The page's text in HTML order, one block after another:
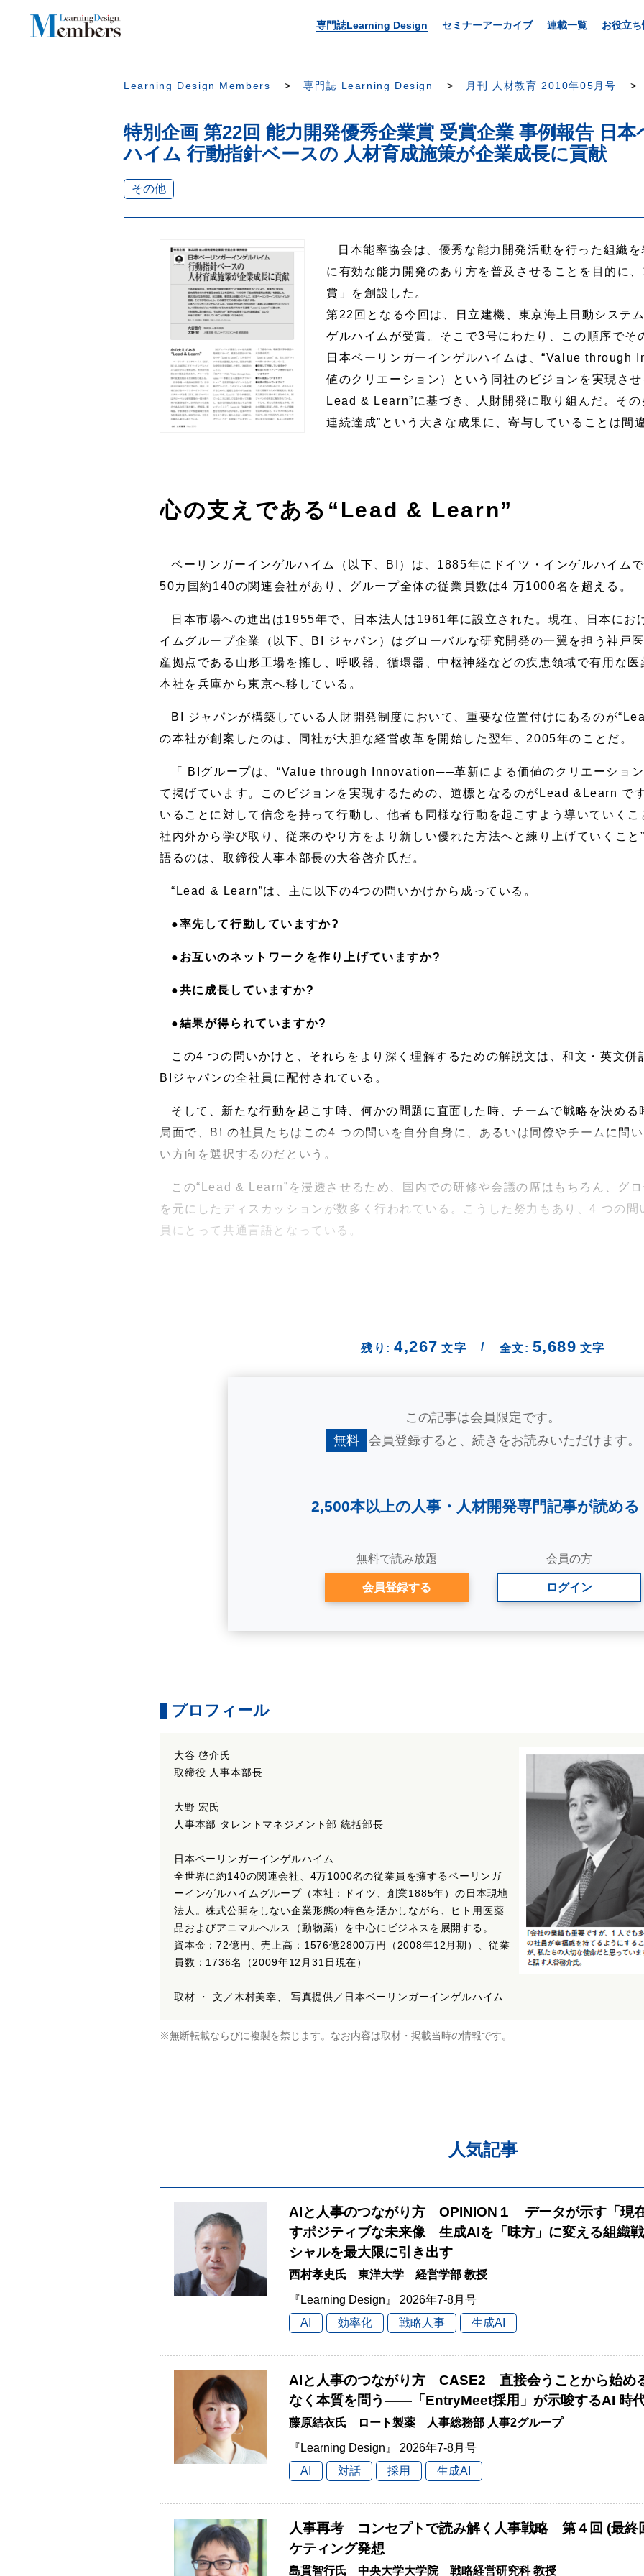
専門誌Learning Design セミナーアーカイブ 連載一覧 お役立
Learning Design Members 専門誌 Learning Design 月刊 人材教育 2010年05月号
特別企画 第22回 能力開発優秀企業賞 受賞企業 事例報告 日
ハイム 行動指針ベースの 人材育成施策が企業成長に貢献
その他
日本能率協会は、優秀な能力開発活動を行った組織
に有効な能力開発のあり方を普及させることを目的に
賞」を創設した。
第22回となる今回は、日立建機、東京海上日動システ
ゲルハイムが受賞。そこで3号にわたり、この順序でそ
日本ベーリンガーインゲルハイムは、“Value through
値のクリエーション）という同社のビジョンを実現さ
Lead & Learn”に基づき、人財開発に取り組んだ。そ
連続達成”という大きな成果に、寄与していることは間
心の支えである“Lead & Learn”
ベーリンガーインゲルハイム（以下、BI）は、1885年にドイツ・インゲルハイム
50カ国約140の関連会社があり、グループ全体の従業員数は4 万1000名を超える。
日本市場への進出は1955年で、日本法人は1961年に設立された。現在、日本にお
イムグループ企業（以下、BI ジャパン）はグローバルな研究開発の一翼を担う神戸
産拠点である山形工場を擁し、呼吸器、循環器、中枢神経などの疾患領域で有用な
本社を兵庫から東京へ移している。
BI ジャパンが構築している人財開発制度において、重要な位置付けにあるのが
の本社が創案したのは、同社が大胆な経営改革を開始した翌年、2005年のことだ。
「 BIグループは、“Value through Innovation──革新による価値のクリエーショ
て掲げています。このビジョンを実現するための、道標となるのがLead &Learn で
いることに対して信念を持って行動し、他者も同様な行動を起こすよう導いていく
社内外から学び取り、従来のやり方をより新しい優れた方法へと練り上げていくこ
語るのは、取締役人事本部長の大谷啓介氏だ。
“Lead & Learn”は、主に以下の4つの問いかけから成っている。
●率先して行動していますか?
●お互いのネットワークを作り上げていますか?
●共に成長していますか?
●結果が得られていますか?
この4 つの問いかけと、それらをより深く理解するための解説文は、和文・英文
BIジャパンの全社員に配付されている。
そして、新たな行動を起こす時、何かの問題に直面した時、チームで戦略を決め
局面で、BI の社員たちはこの4 つの問いを自分自身に、あるいは同僚やチームに問
い方向を選択するのだという。
この“Lead & Learn”を浸透させるため、国内での研修や会議の席はもちろん、グ
を元にしたディスカッションが数多く行われている。こうした努力もあり、4 つの
員にとって共通言語となっている。
残り: 4,267 文字 / 全文: 5,689 文字
この記事は会員限定です。
無料
会員登録すると、 続きをお読みいただけます。
2,500本以上の人事・ 人材開発専門記事が読める
無料で読み放題
会員登録する
会員の方
ログイン
プロフィール
大谷 啓介氏
取締役 人事本部長
大野 宏氏
人事本部 タレントマネジメント部 統括部長
日本ベーリンガーインゲルハイム
全世界に約140の関連会社、4万1000名の従業員を擁するベーリンガ
ーインゲルハイムグループ（本社：ドイツ、創業1885年）の日本現地
法人。株式公開をしない企業形態の特色を活かしながら、ヒト用医薬
品およびアニマルヘルス（動物薬）を中心にビジネスを展開する。
資本金：72億円、売上高：1576億2800万円（2008年12月期）、従業
員数：1736名（2009年12月31日現在）
取材 ・ 文／木村美幸、 写真提供／日本ベーリンガーインゲルハイム
※無断転載ならびに複製を禁じます。なお内容は取材・掲載当時の情報です。
人気記事
AIと人事のつながり方 OPINION１ データが示す「現
すポジティブな未来像 生成AIを「味方」に変える組織
シャルを最大限に引き出す
西村孝史氏 東洋大学 経営学部 教授
『Learning Design』 2026年7-8月号
AI
効率化 戦略人事 生成AI
AIと人事のつながり方 CASE2 直接会うことから始め
なく本質を問う――「EntryMeet採用」が示唆するAI 時
藤原結衣氏 ロート製薬 人事総務部 人事2グループ
『Learning Design』 2026年7-8月号
AI
対話 採用 生成AI
人事再考 コンセプトで読み解く人事戦略 第４回 (最
ケティング発想
島貫智行氏 中央大学大学院 戦略経営研究科 教授